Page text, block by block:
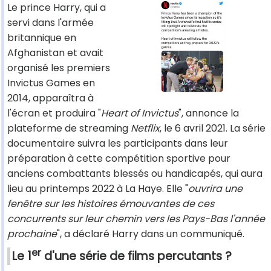
Le prince Harry, qui a
servi dans l'armée
britannique en
Afghanistan et avait
organisé les premiers
Invictus Games en
2014, apparaîtra à
l'écran et produira "Heart of Invictus", annonce la
plateforme de streaming Netflix, le 6 avril 2021. La série
documentaire suivra les participants dans leur
préparation à cette compétition sportive pour
anciens combattants blessés ou handicapés, qui aura
lieu au printemps 2022 à La Haye. Elle "ouvrira une
fenêtre sur les histoires émouvantes de ces
concurrents sur leur chemin vers les Pays-Bas l'année
prochaine", a déclaré Harry dans un communiqué.
Le 1erd'une série de films percutants ?